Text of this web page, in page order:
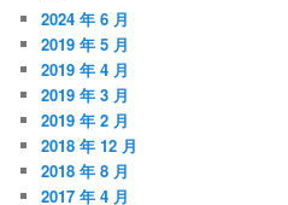
2024 年 6 月
2019 年 5 月
2019 年 4 月
2019 年 3 月
2019 年 2 月
2018 年 12 月
2018 年 8 月
2017 年 4 月